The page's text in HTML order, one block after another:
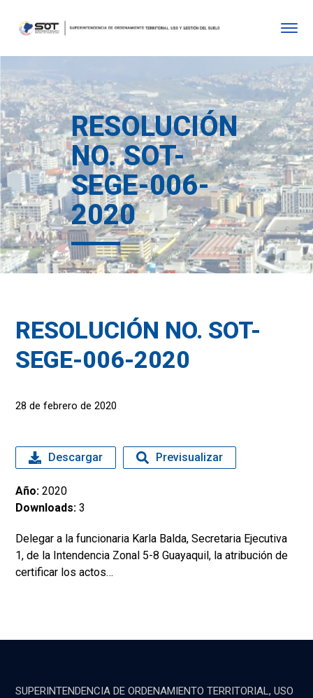
RESOLUCIÓN
NO. SOT-
SEGE-006-
2020
RESOLUCIÓN NO. SOT-
SEGE-006-2020
28 de febrero de 2020
Delegar a la funcionaria Karla Balda, Secretaria Ejecutiva
1, de la Intendencia Zonal 5-8 Guayaquil, la atribución de
certificar los actos…
Descargar Previsualizar
Año: 2020
Downloads:3
SUPERINTENDENCIA DE ORDENAMIENTO TERRITORIAL, USO